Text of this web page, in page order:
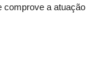
comprove a atuação